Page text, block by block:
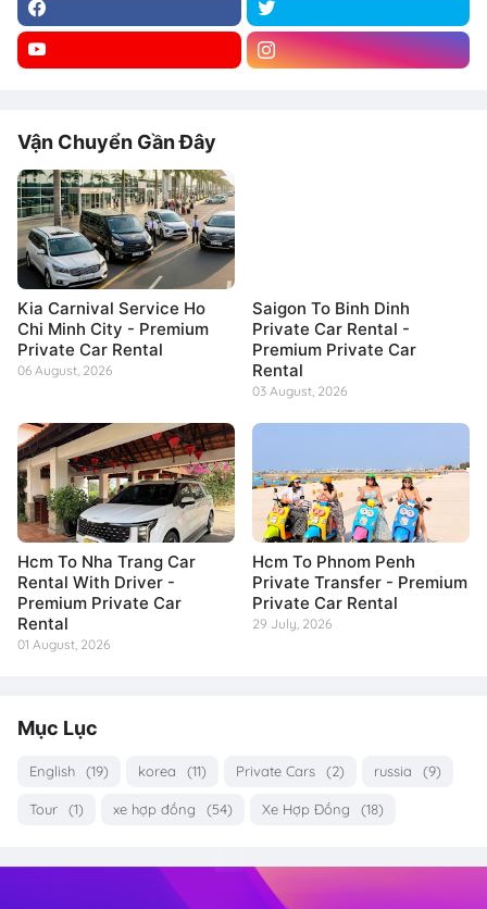
Vận Chuyển Gần Đây
Kia Carnival Service Ho
Chi Minh City - Premium
Private Car Rental
06 August, 2026
Saigon To Binh Dinh
Private Car Rental -
Premium Private Car
Rental
03 August, 2026
Hcm To Nha Trang Car
Rental With Driver -
Premium Private Car
Rental
01 August, 2026
Hcm To Phnom Penh
Private Transfer - Premium
Private Car Rental
29 July, 2026
Mục Lục
English (19) korea (11) Private Cars (2) russia (9)
Tour (1) xe hợp đồng (54) Xe Hợp Đồng (18)